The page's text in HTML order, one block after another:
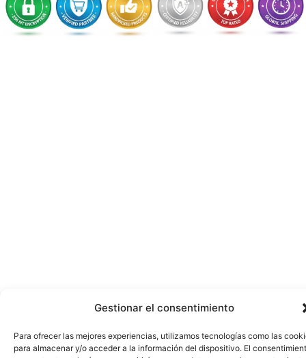
Gestionar el consentimiento
Para ofrecer las mejores experiencias, utilizamos tecnologías como las
para almacenar y/o acceder a la información del dispositivo. El